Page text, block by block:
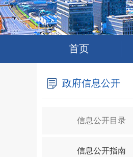
首页
政府信息公开
信息公开目录
信息公开指南